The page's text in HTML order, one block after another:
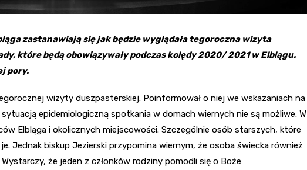
zastanawiają się jak będzie wyglądała tegoroczna wizyta
które będą obowiązywały podczas kolędy 2020/ 2021 w Elblągu.
pory.
wizyty duszpasterskiej. Poinformował o niej we wskazaniach na
epidemiologiczną spotkania w domach wiernych nie są możliwe. W
Elbląga i okolicznych miejscowości. Szczególnie osób starszych, które
Jednak biskup Jezierski przypomina wiernym, że osoba świecka również
że jeden z członków rodziny pomodli się o Boże